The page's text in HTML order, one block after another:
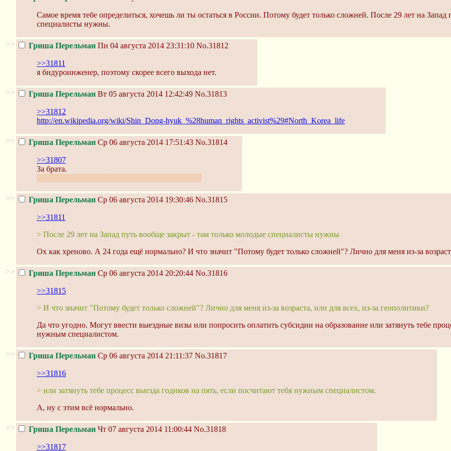
Самое время тебе определиться, хочешь ли ты остаться в России. Потому будет только сложней. После 29 лет на
специалисты нужны.
>> Гриша Перельман Пн 04 августа 2014 23:31:10 No.31812
>>31811
я бидуроинженер, поэтому скорее всего выхода нет.
>> Гриша Перельман Вт 05 августа 2014 12:42:49 No.31813
>>31812
http://en.wikipedia.org/wiki/Shin_Dong-hyuk_%28human_rights_activist%29#North_Korea_life
>> Гриша Перельман Ср 06 августа 2014 17:51:43 No.31814
>>31807
За брата.
>> Гриша Перельман Ср 06 августа 2014 19:30:46 No.31815
>>31811
> После 29 лет на Запад путь вообще закрыт - там только молодые специалисты нужны
Ох как хреново. А 24 года ещё нормально? И что значит "Потому будет только сложней"? Лично для меня из-за
>> Гриша Перельман Ср 06 августа 2014 20:20:44 No.31816
>>31815
> И что значит "Потому будет только сложней"? Лично для меня из-за возраста, или для всех, из-за геополитики?
Да что угодно. Могут ввести выездные визы или попросить оплатить субсидии на образование или затянуть тебе
нужным специалистом.
>> Гриша Перельман Ср 06 августа 2014 21:11:37 No.31817
>>31816
> или затянуть тебе процесс выезда годиков на пять, если посчитают тебя нужным специалистом.
А, ну с этим всё нормально.
>> Гриша Перельман Чт 07 августа 2014 11:00:44 No.31818
>>31817